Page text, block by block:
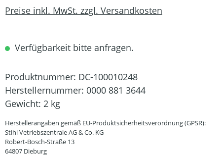
Preise inkl. MwSt. zzgl. Versandkosten
Verfügbarkeit bitte anfragen.
Produktnummer: DC-100010248
Herstellernummer: 0000 881 3644
Gewicht: 2 kg
Herstellerangaben gemäß EU-Produktsicherheitsverordnung (GPSR):
Stihl Vetriebszentrale AG & Co. KG
Robert-Bosch-Straße 13
64807 Dieburg